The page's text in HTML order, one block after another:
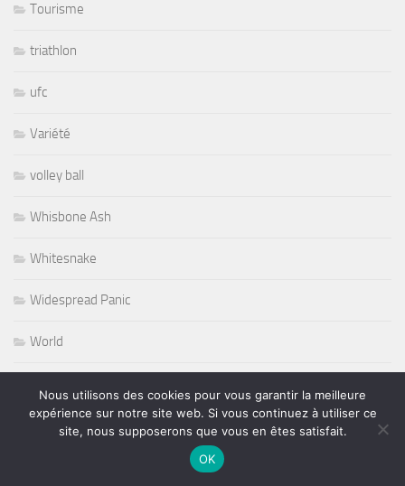
Tourisme
triathlon
ufc
Variété
volley ball
Whisbone Ash
Whitesnake
Widespread Panic
World
Wynton Marsalis
Nous utilisons des cookies pour vous garantir la meilleure
expérience sur notre site web. Si vous continuez à utiliser ce
site, nous supposerons que vous en êtes satisfait.
OK